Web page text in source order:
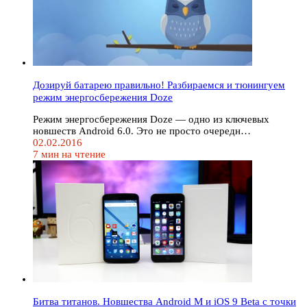
Дозируй батарею правильно! Разбираемся и тюнингуем
режим энергосбережения Doze
Режим энергосбережения Doze — одно из ключевых
новшеств Android 6.0. Это не просто очередн…
02.02.2016
7 мин на чтение
Битва титанов. Новшества Android M и iOS 9 Beta с точки